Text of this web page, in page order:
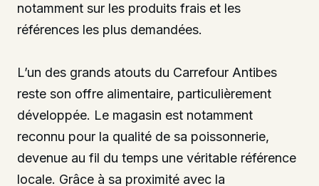
notamment sur les produits frais et les
références les plus demandées.
L’un des grands atouts du Carrefour Antibes
reste son offre alimentaire, particulièrement
développée. Le magasin est notamment
reconnu pour la qualité de sa poissonnerie,
devenue au fil du temps une véritable référence
locale. Grâce à sa proximité avec la